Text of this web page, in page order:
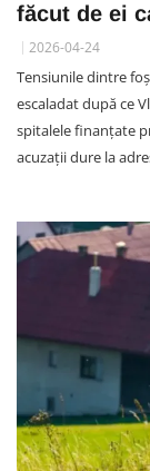
făcut de ei
2026-04-24
Tensiunile dintre
escaladat după ce
spitalele finanțate
acuzații dure la